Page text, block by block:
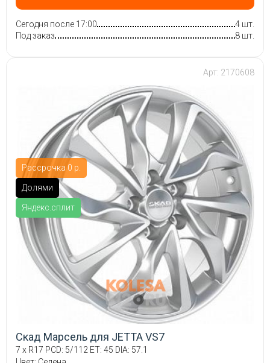
Сегодня после 17:00
4 шт.
Под заказ
8 шт.
Рассрочка 0 р.
Долями
Яндекс.сплит
Арт: 2170608
Скад Марсель для JETTA VS7
7 x R17 PCD: 5/112 ET: 45 DIA: 57.1